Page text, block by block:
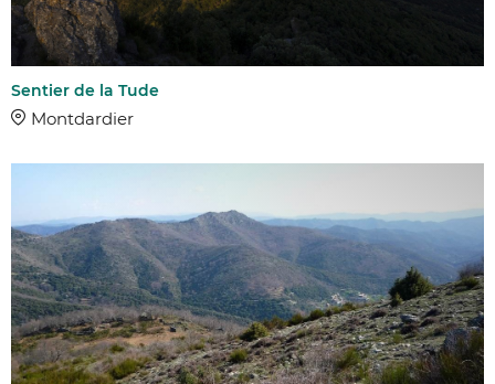
AFFINER
COMMUNES
DIFFICULTÉ
Sentier de la Tude
Montdardier